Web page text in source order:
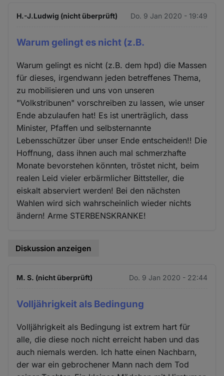
H.-J.Ludwig (nicht überprüft) Do. 9 Jan 2020 - 19:49
Warum gelingt es nicht (z.B.
Warum gelingt es nicht (z.B. dem hpd) die Massen
für dieses, irgendwann jeden betreffenes Thema,
zu mobilisieren und uns von unseren
"Volkstribunen" vorschreiben zu lassen, wie unser
Ende abzulaufen hat! Es ist unerträglich, dass
Minister, Pfaffen und selbsternannte
Lebensschützer über unser Ende entscheiden!! Die
Hoffnung, dass ihnen auch mal schmerzhafte
Monate bevorstehen könnten, tröstet nicht, beim
realen Leid vieler erbärmlicher Bittsteller, die
eiskalt abserviert werden! Bei den nächsten
Wahlen wird sich wahrscheinlich wieder nichts
ändern! Arme STERBENSKRANKE!
Diskussion anzeigen
M. S. (nicht überprüft) Do. 9 Jan 2020 - 22:44
Volljährigkeit als Bedingung
Volljährigkeit als Bedingung ist extrem hart für
alle, die diese noch nicht erreicht haben und das
auch niemals werden. Ich hatte einen Nachbarn,
der war ein gebrochener Mann nach dem Tod